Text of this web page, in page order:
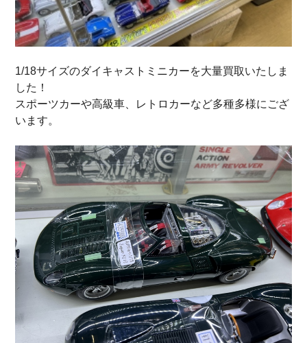
1/18サイズのダイキャストミニカーを大量買取いたしま
した！
スポーツカーや高級車、レトロカーなど多種多様にござ
います。